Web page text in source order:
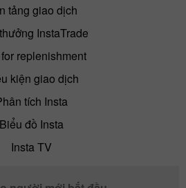
tảng giao dịch
InstaTrade
replenishment
kiện giao dịch
tích Insta
Biểu đồ Insta
Insta TV